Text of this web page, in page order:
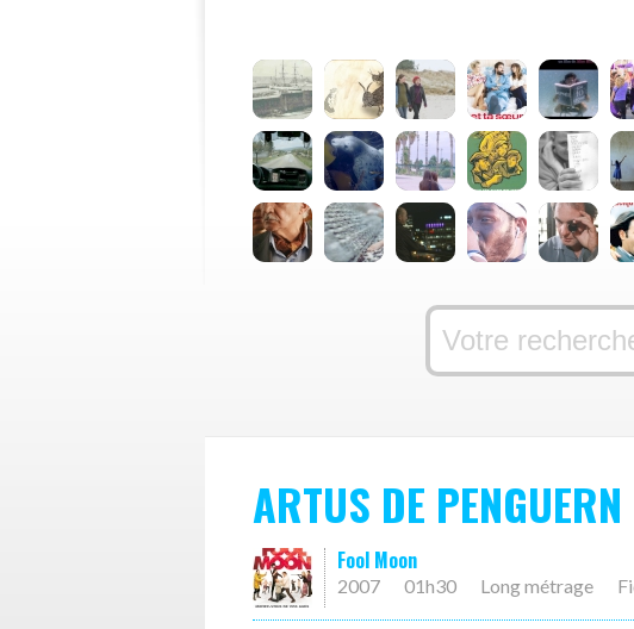
ARTUS DE PENGUERN
Fool Moon
2007 01h30 Long métrage